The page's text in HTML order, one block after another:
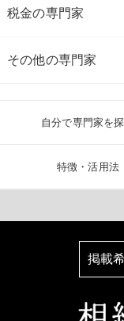
税金の専門家
その他の専門家
自分で専門家を
特徴・活用法
掲載